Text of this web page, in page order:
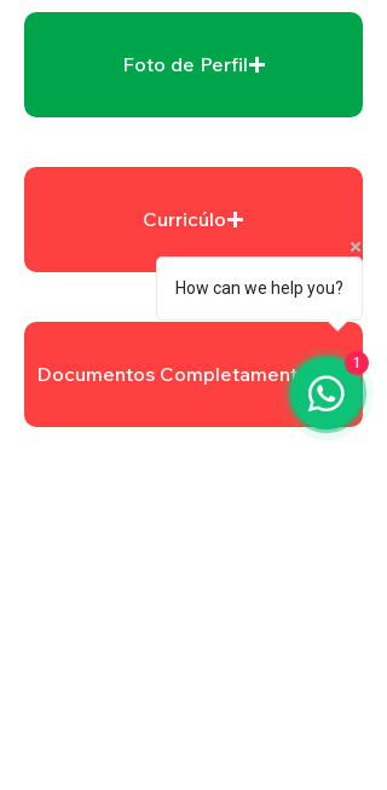
Foto de Perfil
Curricúlo
Documentos Completamentares
How can we help you?
1